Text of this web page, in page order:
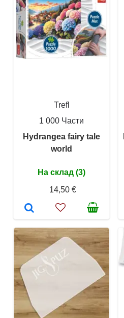
Trefl
1 000 Части
Hydrangea fairy tale
world
На склад (3)
14,50 €